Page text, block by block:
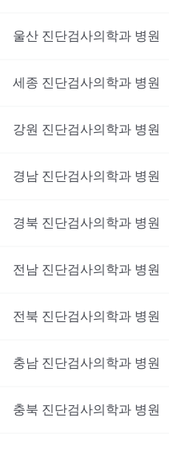
울산 진단검사의학과 병원
세종 진단검사의학과 병원
강원 진단검사의학과 병원
경남 진단검사의학과 병원
경북 진단검사의학과 병원
전남 진단검사의학과 병원
전북 진단검사의학과 병원
충남 진단검사의학과 병원
충북 진단검사의학과 병원
대기없이 진료를 받고 싶으신가요?